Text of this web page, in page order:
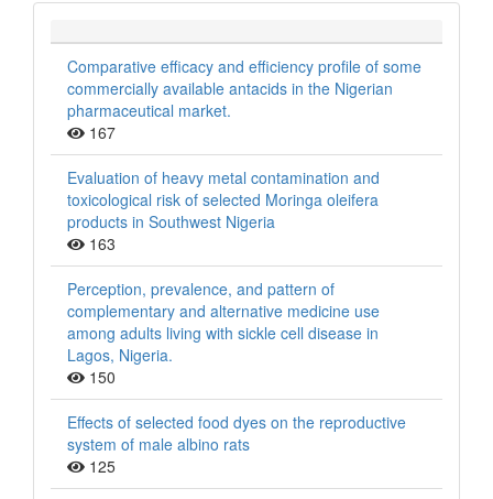
Comparative efficacy and efficiency profile of some
commercially available antacids in the Nigerian
pharmaceutical market.
167
Evaluation of heavy metal contamination and
toxicological risk of selected Moringa oleifera
products in Southwest Nigeria
163
Perception, prevalence, and pattern of
complementary and alternative medicine use
among adults living with sickle cell disease in
Lagos, Nigeria.
150
Effects of selected food dyes on the reproductive
system of male albino rats
125